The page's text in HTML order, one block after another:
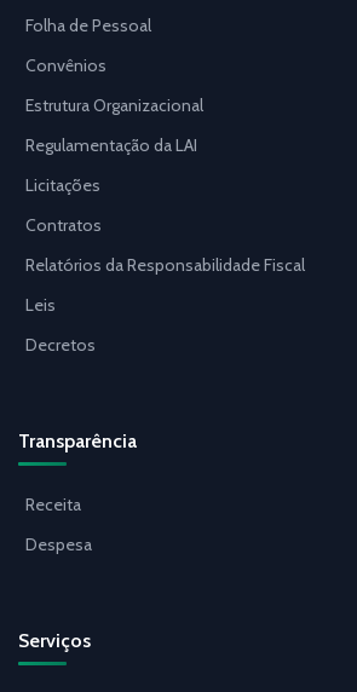
Folha de Pessoal
Convênios
Estrutura Organizacional
Regulamentação da LAI
Licitações
Contratos
Relatórios da Responsabilidade Fiscal
Leis
Decretos
Transparência
Receita
Despesa
Serviços